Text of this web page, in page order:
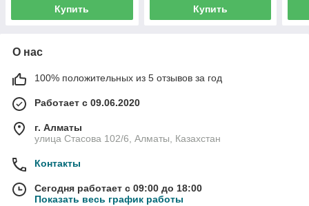
Купить Купить
О нас
100% положительных из 5 отзывов за год
Работает с 09.06.2020
г. Алматы
улица Стасова 102/6, Алматы, Казахстан
Контакты
Сегодня работает с 09:00 до 18:00
Показать весь график работы